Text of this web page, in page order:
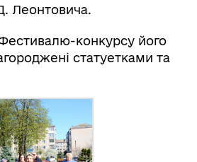
Леонтовича.
конкурсу його
статуетками та